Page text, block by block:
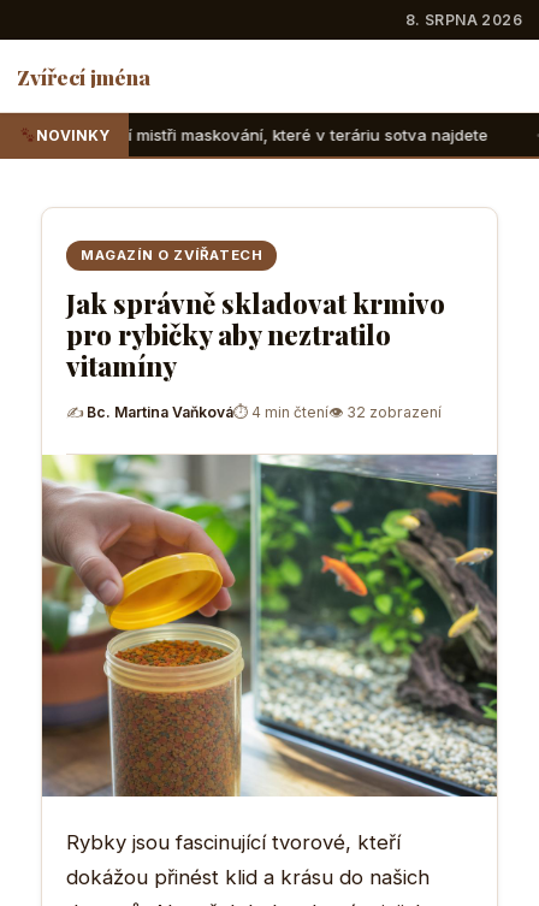
8. SRPNA 2026
Zvířecí jména
NOVINKYkteré v teráriu sotva najdete Suchozemské
MAGAZÍN O ZVÍŘATECH
Jak správně skladovat krmivo
pro rybičky aby neztratilo
vitamíny
✍ Bc. Martina Vaňková⏱ 4 min čtení👁 32 zobrazení
Rybky jsou fascinující tvorové, kteří
dokážou přinést klid a krásu do našich